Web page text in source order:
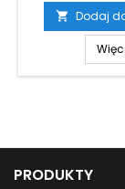
 Dodaj
PRODUKTY